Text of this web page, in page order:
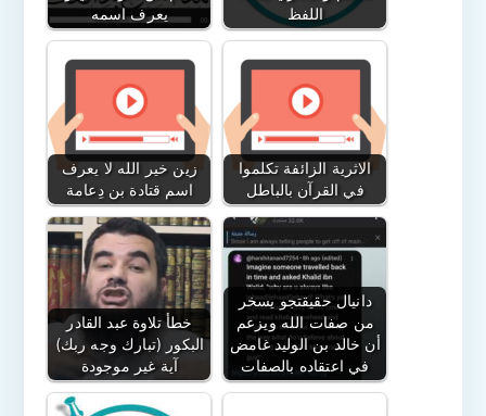
يعرف اسمه
اللفظ
زين خير الله لا يعرف
اسم قتادة بن دِعامة
الاثرية الزائفة تكلموا
في القرآن بالباطل
خطأ تلاوة عبد القادر
البكور (تبارك وجه ربك)
آية غير موجودة
دانيال حقيقتجو يسخر
من صفات الله ويزعم
أن خالد بن الوليد غامض
في اعتقاده بالصفات